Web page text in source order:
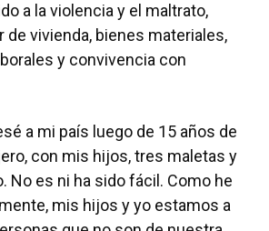
a la violencia y el maltrato,
de vivienda, bienes materiales,
y convivencia con
a mi país luego de 15 años de
con mis hijos, tres maletas y
No es ni ha sido fácil. Como he
mis hijos y yo estamos a